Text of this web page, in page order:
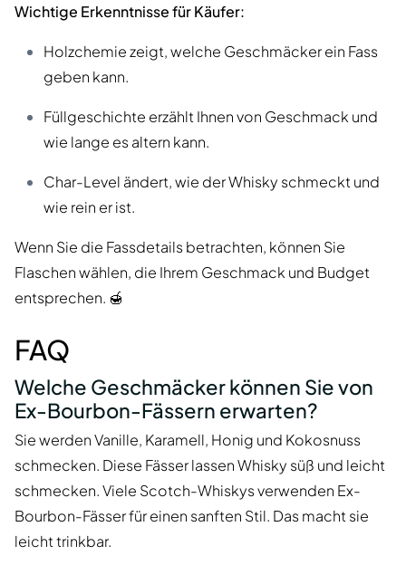
Wichtige Erkenntnisse für Käufer:
Holzchemie zeigt, welche Geschmäcker ein Fass
geben kann.
Füllgeschichte erzählt Ihnen von Geschmack und
wie lange es altern kann.
Char-Level ändert, wie der Whisky schmeckt und
wie rein er ist.
Wenn Sie die Fassdetails betrachten, können Sie
Flaschen wählen, die Ihrem Geschmack und Budget
entsprechen. 🍯
FAQ
Welche Geschmäcker können Sie von
Ex-Bourbon-Fässern erwarten?
Sie werden Vanille, Karamell, Honig und Kokosnuss
schmecken. Diese Fässer lassen Whisky süß und leicht
schmecken. Viele Scotch-Whiskys verwenden Ex-
Bourbon-Fässer für einen sanften Stil. Das macht sie
leicht trinkbar.